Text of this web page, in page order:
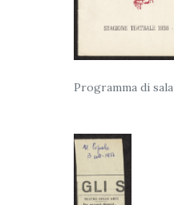
Programma di sala